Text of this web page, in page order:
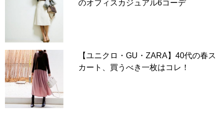
のオフィスカジュアル6コーデ
【ユニクロ・GU・ZARA】40代の春ス
カート、買うべき一枚はコレ！